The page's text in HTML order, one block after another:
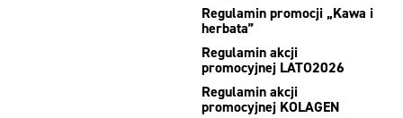
Regulamin promocji „Kawa i
herbata”
Regulamin akcji
promocyjnej LATO2026
Regulamin akcji
promocyjnej KOLAGEN